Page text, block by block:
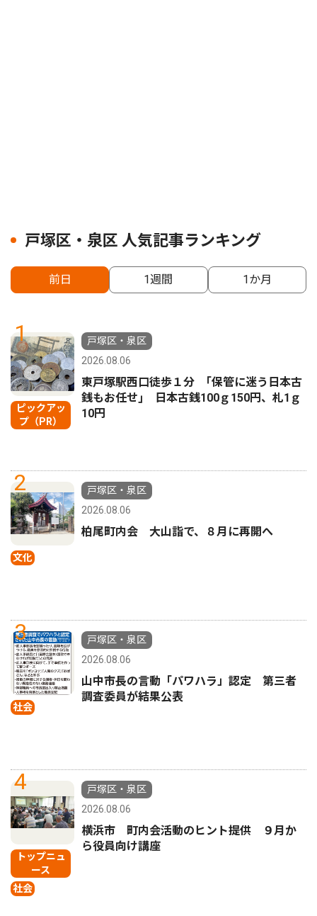
戸塚区・泉区 人気記事ランキング
前日 1週間 1か月
1
ピックアッ
プ（PR）
戸塚区・泉区
2026.08.06
東戸塚駅西口徒歩１分 ｢保管に迷う日本古
銭もお任せ｣ 日本古銭100ｇ150円、札1ｇ
10円
2
文化
戸塚区・泉区
2026.08.06
柏尾町内会 大山詣で、８月に再開へ
3
社会
戸塚区・泉区
2026.08.06
山中市長の言動「パワハラ」認定 第三者
調査委員が結果公表
4
トップニュ
ース
社会
戸塚区・泉区
2026.08.06
横浜市 町内会活動のヒント提供 ９月か
ら役員向け講座